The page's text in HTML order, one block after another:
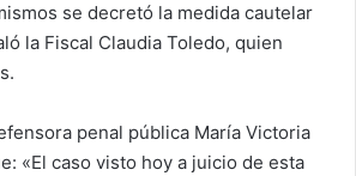
se decretó la medida cautelar
la Fiscal Claudia Toledo, quien
penal pública María Victoria
«El caso visto hoy a juicio de esta